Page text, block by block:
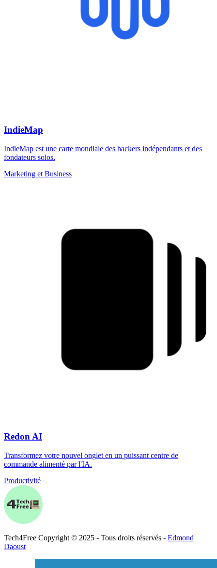
IndieMap
IndieMap est une carte mondiale des hackers indépendants et des
fondateurs solos.
Marketing et Business
Redon AI
Transformez votre nouvel onglet en un puissant centre de
commande alimenté par l'IA.
Productivité
Tech4Free Copyright © 2025 - Tous droits réservés - Edmond
Daoust